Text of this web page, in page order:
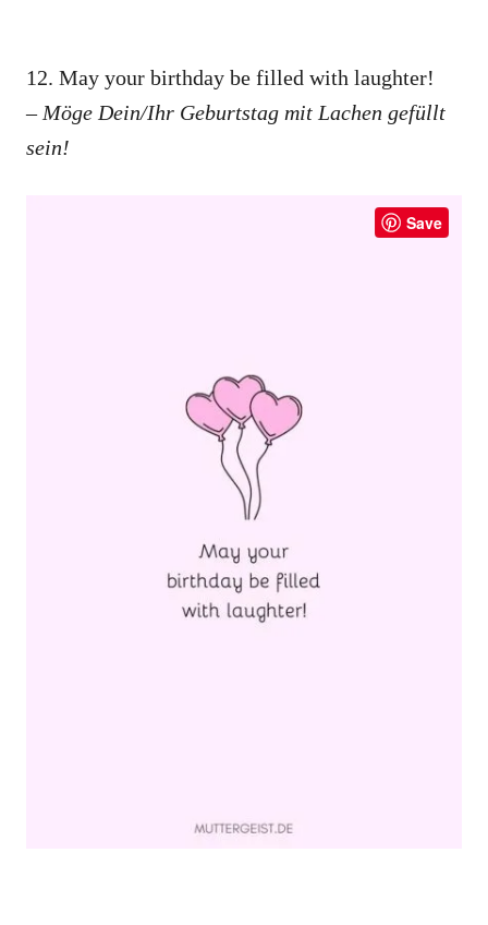
12. May your birthday be filled with laughter!
– Möge Dein/Ihr Geburtstag mit Lachen gefüllt
sein!
Save